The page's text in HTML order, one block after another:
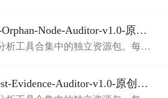
的工具，你一定会喜欢它的！ Visual-Workflow-Orphan-Node-Auditor-v1.0-原创源码与文档.zip
析工具合集中的独立资源包。每个
功能清单、MIT License及原创与授
Cypress-Flaky-Test-Evidence-Auditor-v1.0-原创源码与文档.zip